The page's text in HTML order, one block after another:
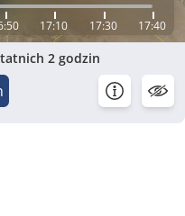
17:10 17:30 17:40
2 godzin